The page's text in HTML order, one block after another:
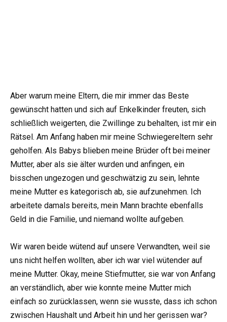
Aber warum meine Eltern, die mir immer das Beste
gewünscht hatten und sich auf Enkelkinder freuten, sich
schließlich weigerten, die Zwillinge zu behalten, ist mir ein
Rätsel. Am Anfang haben mir meine Schwiegereltern sehr
geholfen. Als Babys blieben meine Brüder oft bei meiner
Mutter, aber als sie älter wurden und anfingen, ein
bisschen ungezogen und geschwätzig zu sein, lehnte
meine Mutter es kategorisch ab, sie aufzunehmen. Ich
arbeitete damals bereits, mein Mann brachte ebenfalls
Geld in die Familie, und niemand wollte aufgeben.
Wir waren beide wütend auf unsere Verwandten, weil sie
uns nicht helfen wollten, aber ich war viel wütender auf
meine Mutter. Okay, meine Stiefmutter, sie war von Anfang
an verständlich, aber wie konnte meine Mutter mich
einfach so zurücklassen, wenn sie wusste, dass ich schon
zwischen Haushalt und Arbeit hin und her gerissen war?